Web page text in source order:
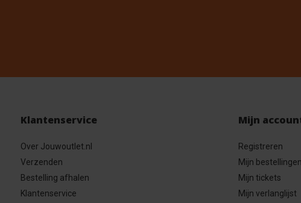
Klantenservice
Over Jouwoutlet.nl
Verzenden
Bestelling afhalen
Klantenservice
Mijn
Registreren
Mijn bestellingen
Mijn tickets
Mijn verlanglijst